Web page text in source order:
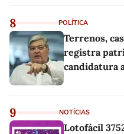
8 POLÍTICA
Terrenos,
registra
candidatura
9 NOTÍCIAS
Lotofácil